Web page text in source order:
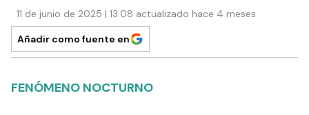
11 de junio de 2025 | 13:08 actualizado hace 4 meses
Añadir como fuente en
FENÓMENO NOCTURNO